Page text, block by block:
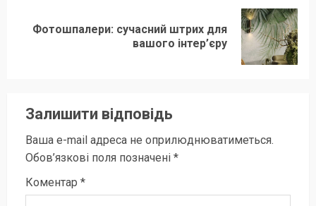
Наступний
Фотошпалери: сучасний штрих для
вашого інтер’єру
Залишити відповідь
Ваша e-mail адреса не оприлюднюватиметься.
Обов’язкові поля позначені *
Коментар *